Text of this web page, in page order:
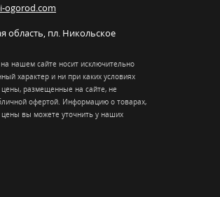
ogorod.com
область пл. Никольcкое
нашем сайте носит исключительно
характер и ни при каких условиях
размещенные на сайте, не
офертой. Информацию о товарах,
цены вы можете уточнить у наших